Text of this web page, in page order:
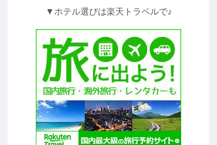
▼ホテル選びは楽天トラベルで♪